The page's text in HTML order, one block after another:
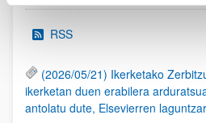
RSS
(2026/05/21) Ikerketako
ikerketan duen erabilera
antolatu dute, Elsevierren